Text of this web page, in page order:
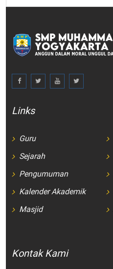
Links
Guru
Sejarah
Pengumuman
Kalender Akademik
Masjid
Kontak Kami